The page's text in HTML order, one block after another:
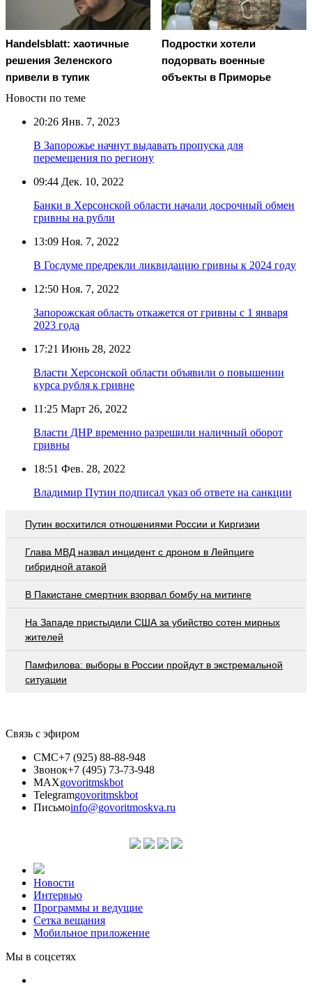
Handelsblatt: хаотичные
решения Зеленского
привели в тупик
Подростки хотели
подорвать военные
объекты в Приморье
Новости по теме
20:26 Янв. 7, 2023
В Запорожье начнут выдавать пропуска для
перемещения по региону
09:44 Дек. 10, 2022
Банки в Херсонской области начали досрочный обмен
гривны на рубли
13:09 Ноя. 7, 2022
В Госдуме предрекли ликвидацию гривны к 2024 году
12:50 Ноя. 7, 2022
Запорожская область откажется от гривны с 1 января
2023 года
17:21 Июнь 28, 2022
Власти Херсонской области объявили о повышении
курса рубля к гривне
11:25 Март 26, 2022
Власти ДНР временно разрешили наличный оборот
гривны
18:51 Фев. 28, 2022
Владимир Путин подписал указ об ответе на санкции
Путин восхитился отношениями России и Киргизии
Глава МВД назвал инцидент с дроном в Лейпциге
гибридной атакой
В Пакистане смертник взорвал бомбу на митинге
На Западе пристыдили США за убийство сотен мирных
жителей
Памфилова: выборы в России пройдут в экстремальной
ситуации
Связь с эфиром
СМС+7 (925) 88-88-948
Звонок+7 (495) 73-73-948
MAXgovoritmskbot
Telegramgovoritmskbot
Письмоinfo@govoritmoskva.ru
Новости
Интервью
Программы и ведущие
Сетка вещания
Мобильное приложение
Мы в соцсетях